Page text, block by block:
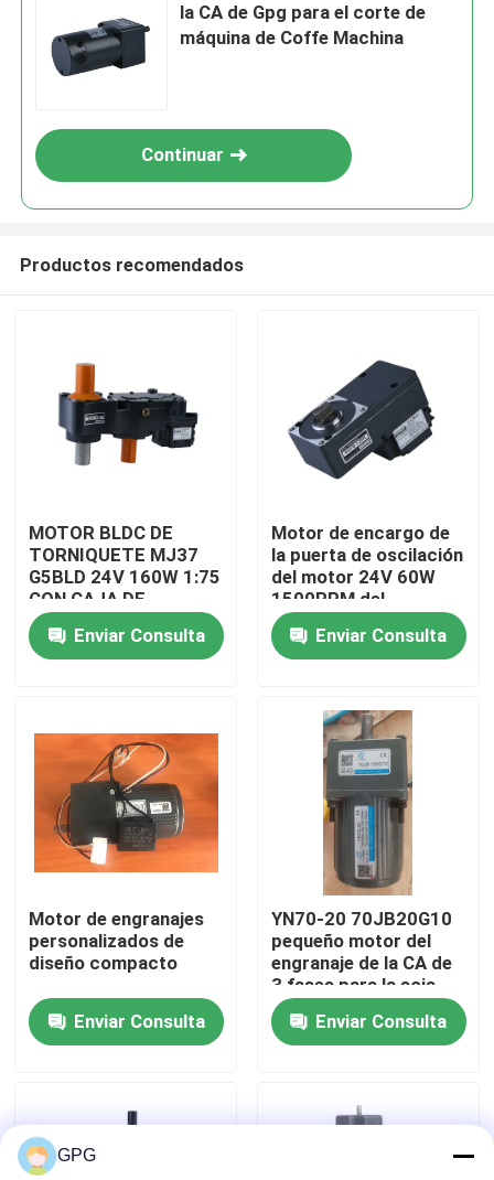
En casa
Productos
Sobre nosotros
Recorrido por la fábrica
Contacta con nosotros
Noticias
motor del engranaje de la C.C.
la CA de Gpg para el corte de
máquina de Coffe Machina
Continuar
Productos recomendados
MOTOR BLDC DE
TORNIQUETE MJ37
G5BLD 24V 160W 1:75
CON CAJA DE
ENGRANAJES MOTOR
DE BARRERA
Enviar Consulta
Motor de encargo de
la puerta de oscilación
del motor 24V 60W
1500RPM del
engranaje de G4BLD
4GFS130KEnviar Consulta
Motor de engranajes
personalizados de
diseño compacto
Enviar Consulta
YN70-20 70JB20G10
pequeño motor del
engranaje de la CA de
3 fases para la soja
Bean Milk Machine
Enviar Consulta
GPG